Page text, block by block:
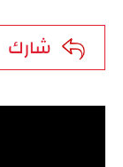
شارك